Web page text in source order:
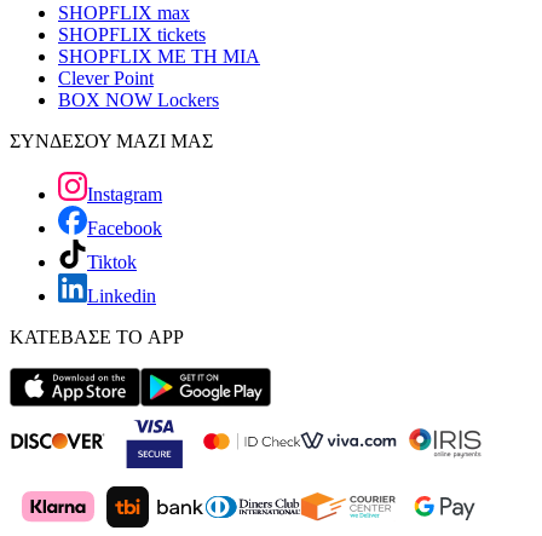
SHOPFLIX max
SHOPFLIX tickets
SHOPFLIX ΜΕ ΤΗ ΜΙΑ
Clever Point
BOX NOW Lockers
ΣΥΝΔΕΣΟΥ ΜΑΖΙ ΜΑΣ
Instagram
Facebook
Tiktok
Linkedin
ΚΑΤΕΒΑΣΕ ΤΟ APP